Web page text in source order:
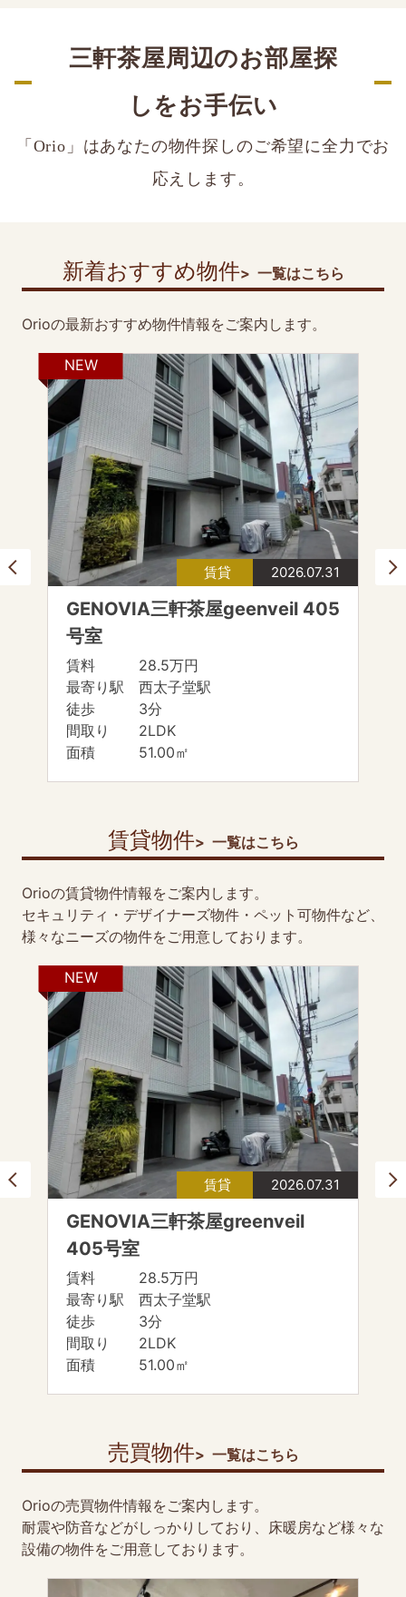
三軒茶屋周辺のお部屋探
しをお手伝い
「Orio」はあなたの物件探しのご希望に全力でお
応えします。
新着おすすめ物件 一覧はこちら
Orioの最新おすすめ物件情報をご案内します。
NEW
賃貸 2026.07.31
GENOVIA三軒茶屋geenveil 405
号室
賃料 28.5万円
最寄り駅 西太子堂駅
徒歩 3分
間取り 2LDK
面積 51.00㎡
賃貸物件 一覧はこちら
Orioの賃貸物件情報をご案内します。
セキュリティ・デザイナーズ物件・ペット可物件など、
様々なニーズの物件をご用意しております。
NEW
賃貸 2026.07.31
GENOVIA三軒茶屋greenveil
405号室
賃料 28.5万円
最寄り駅 西太子堂駅
徒歩 3分
間取り 2LDK
面積 51.00㎡
売買物件 一覧はこちら
Orioの売買物件情報をご案内します。
耐震や防音などがしっかりしており、床暖房など様々な
設備の物件をご用意しております。